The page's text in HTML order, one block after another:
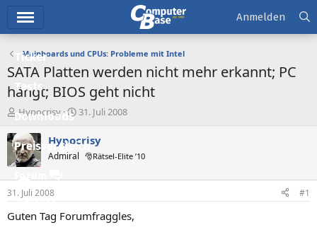
Ticker
Tests
Downloads
Preisvergleich
Forum
Aktuelles
Anmelden
Mainboards und CPUs: Probleme mit Intel
SATA Platten werden nicht mehr erkannt; PC
hängt; BIOS geht nicht
E
r
s
t
e
e
r
Hypocrisy
E
s
t
e
t
a
31. Juli 2008
Hypocrisy
Admiral 🎅Rätsel-Elite ’10
31. Juli 2008 #1
Guten Tag Forumfraggles,